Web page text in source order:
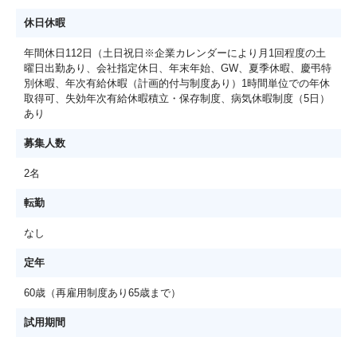
休日休暇
年間休日112日（土日祝日※企業カレンダーにより月1回程度の土
曜日出勤あり、会社指定休日、年末年始、GW、夏季休暇、慶弔特
別休暇、年次有給休暇（計画的付与制度あり）1時間単位での年休
取得可、失効年次有給休暇積立・保存制度、病気休暇制度（5日）
あり
募集人数
2名
転勤
なし
定年
60歳（再雇用制度あり65歳まで）
試用期間